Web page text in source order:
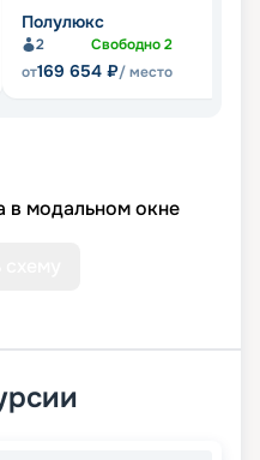
Полулюкс
2 Свободно2
от169 654 ₽/ место
в модальном окне